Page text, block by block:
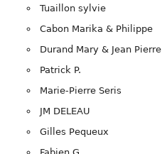
Tuaillon sylvie
Cabon Marika & Philippe
Durand Mary & Jean Pierre
Patrick P.
Marie-Pierre Seris
JM DELEAU
Gilles Pequeux